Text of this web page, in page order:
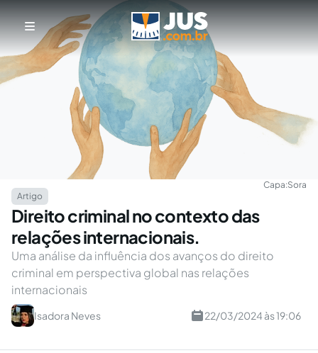
Capa:Sora
Artigo
Direito criminal no contexto das
relações internacionais.
Uma análise da influência dos avanços do direito
criminal em perspectiva global nas relações
internacionais
Isadora Neves 22/03/2024 às 19:06